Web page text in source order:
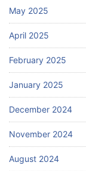
May 2025
April 2025
February 2025
January 2025
December 2024
November 2024
August 2024